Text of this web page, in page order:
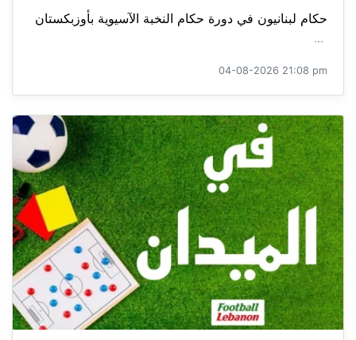
حكام لبنانيون في دورة حكام النخبة الآسيوية بأوزبكستان
...
04-08-2026 21:08 pm